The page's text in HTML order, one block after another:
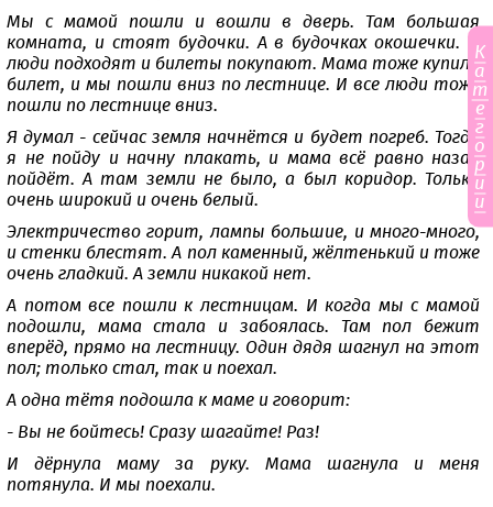
Мы с мамой пошли и вошли в дверь. Там большая
комната, и стоят будочки. А в будочках окошечки. И
люди подходят и билеты покупают. Мама тоже купила
билет, и мы пошли вниз по лестнице. И все люди тоже
пошли по лестнице вниз.
Я думал - сейчас земля начнётся и будет погреб. Тогда
я не пойду и начну плакать, и мама всё равно назад
пойдёт. А там земли не было, а был коридор. Только
очень широкий и очень белый.
Электричество горит, лампы большие, и много-много,
и стенки блестят. А пол каменный, жёлтенький и тоже
очень гладкий. А земли никакой нет.
А потом все пошли к лестницам. И когда мы с мамой
подошли, мама стала и забоялась. Там пол бежит
вперёд, прямо на лестницу. Один дядя шагнул на этот
пол; только стал, так и поехал.
А одна тётя подошла к маме и говорит:
- Вы не бойтесь! Сразу шагайте! Раз!
И дёрнула маму за руку. Мама шагнула и меня
потянула. И мы поехали.
К
а
т
е
г
о
р
и
и